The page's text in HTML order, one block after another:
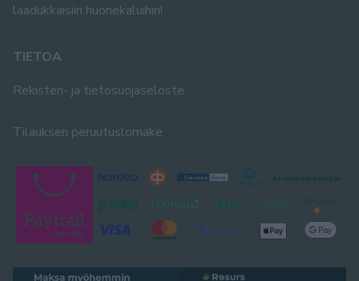
laadukkaisiin huonekaluihin!
TIETOA
Rekisteri- ja tietosuojaseloste
Tilauksen peruutuslomake